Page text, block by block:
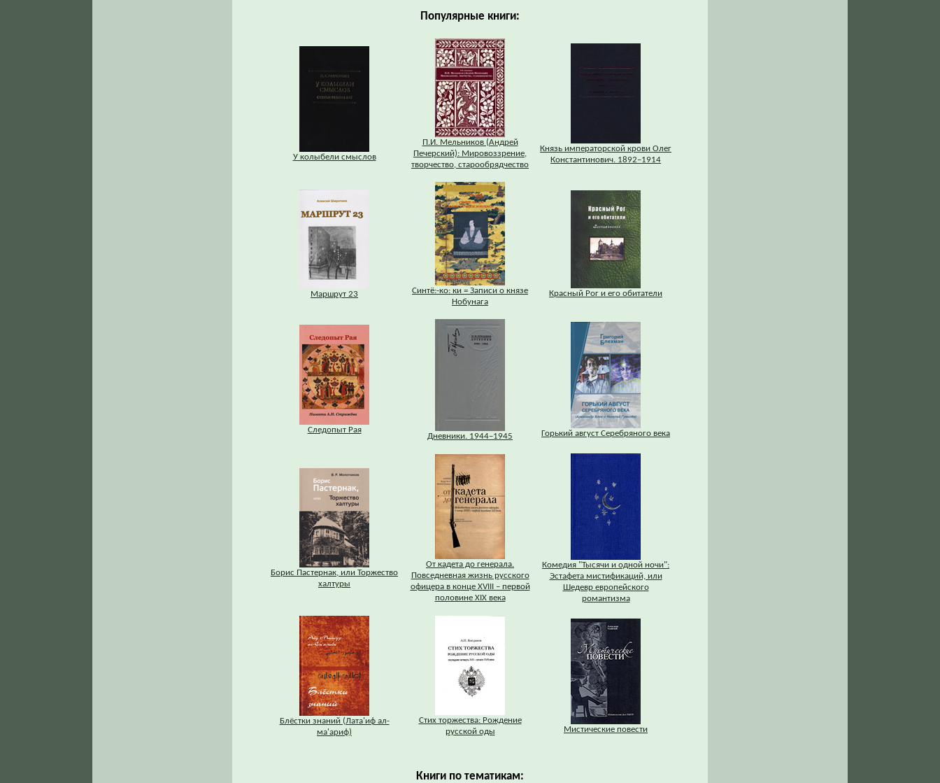
Популярные книги:
У колыбели смыслов
П.И. Мельников (Андрей
Печерский): Мировоззрение,
творчество, старообрядчество
Князь императорской крови Олег
Константинович. 1892–1914
Маршрут 23
Синтё:-ко: ки = Записи о князе
Нобунага
Красный Рог и его обитатели
Следопыт Рая
Дневники. 1944–1945 Горький август Серебряного века
Борис Пастернак, или Торжество
халтуры
От кадета до генерала.
Повседневная жизнь русского
офицера в конце XVIII – первой
половине XIX века
Комедия "Тысячи и одной ночи":
Эстафета мистификаций, или
Шедевр европейского
романтизма
Блёстки знаний (Лата'иф ал-
ма'ариф)
Стих торжества: Рождение
русской оды
Мистические повести
Книги по тематикам: